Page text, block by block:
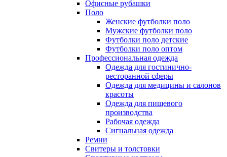
Офисные рубашки
Поло
Женские футболки поло
Мужские футболки поло
Футболки поло детские
Футболки поло оптом
Профессиональная одежда
Одежда для гостинично-
ресторанной сферы
Одежда для медицины и салонов
красоты
Одежда для пищевого
производства
Рабочая одежда
Сигнальная одежда
Ремни
Свитеры и толстовки